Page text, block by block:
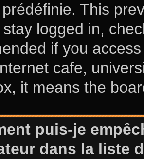
This
stay logged in,
if you
cafe,
it means the
puis-je
dans la liste